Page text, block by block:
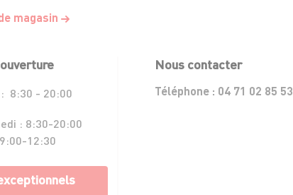
magasin
8:30 - 20:00
: 8:30-20:00
9:00-12:30
Nous contacter
Téléphone : 04 71 02 85 53